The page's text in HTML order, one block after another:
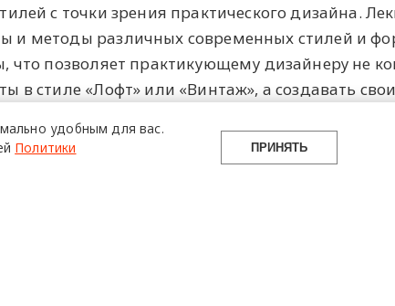
с точки зрения практического дизайна.
и методы различных современных стилей и
что позволяет практикующему дизайнеру не
в стиле «Лофт» или «Винтаж», а создавать
Дембовским, это авторская
а на анализе современной мировой
удобным для вас.
Политики
ПРИНЯТЬ